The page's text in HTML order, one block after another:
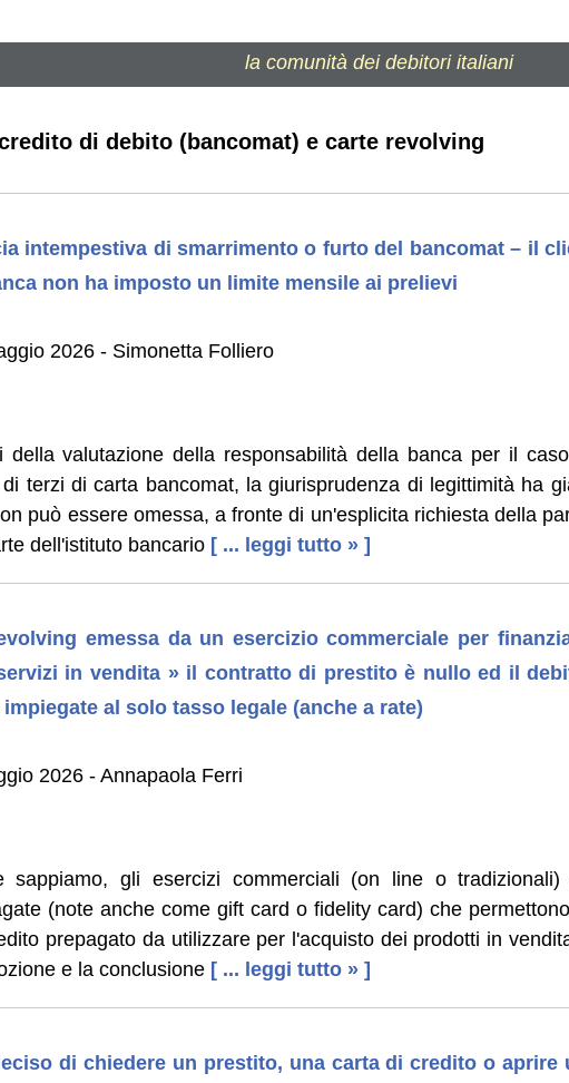
la comunità dei debitori italiani
di debito (bancomat) e carte revolving
intempestiva di smarrimento o furto del bancomat – il
non ha imposto un limite mensile ai prelievi
2026 - Simonetta Folliero
della valutazione della responsabilità della banca per il
terzi di carta bancomat, la giurisprudenza di legittimità ha
può essere omessa, a fronte di un'esplicita richiesta della
dell'istituto bancario [ ... leggi tutto » ]
emessa da un esercizio commerciale per
in vendita » il contratto di prestito è nullo ed il
al solo tasso legale (anche a rate)
2026 - Annapaola Ferri
sappiamo, gli esercizi commerciali (on line o
(note anche come gift card o fidelity card) che
prepagato da utilizzare per l'acquisto dei prodotti in
e la conclusione [ ... leggi tutto » ]
di chiedere un prestito, una carta di credito o